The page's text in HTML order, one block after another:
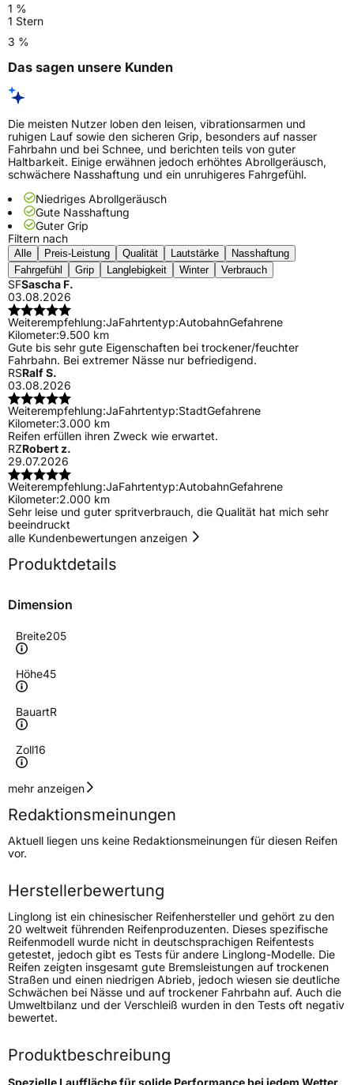
1 %
1 Stern
3 %
Das sagen unsere Kunden
Die meisten Nutzer loben den leisen, vibrationsarmen und
ruhigen Lauf sowie den sicheren Grip, besonders auf nasser
Fahrbahn und bei Schnee, und berichten teils von guter
Haltbarkeit. Einige erwähnen jedoch erhöhtes Abrollgeräusch,
schwächere Nasshaftung und ein unruhigeres Fahrgefühl.
Niedriges Abrollgeräusch
Gute Nasshaftung
Guter Grip
Filtern nach
Alle Preis-Leistung Qualität Lautstärke
Nasshaftung
Fahrgefühl
Grip Langlebigkeit Winter Verbrauch
SFSascha F.
03.08.2026
Weiterempfehlung:JaFahrtentyp:AutobahnGefahrene
Kilometer:9.500 km
Gute bis sehr gute Eigenschaften bei trockener/feuchter
Fahrbahn. Bei extremer Nässe nur befriedigend.
RSRalf S.
03.08.2026
Weiterempfehlung:JaFahrtentyp:StadtGefahrene
Kilometer:3.000 km
Reifen erfüllen ihren Zweck wie erwartet.
RZRobert z.
29.07.2026
Weiterempfehlung:JaFahrtentyp:AutobahnGefahrene
Kilometer:2.000 km
Sehr leise und guter spritverbrauch, die Qualität hat mich sehr
beeindruckt
alle Kundenbewertungen anzeigen
Produktdetails
Dimension
Breite205
Höhe45
BauartR
Zoll16
Geschwindigkeitsindex
Höchstgeschwindigkeit
240 km/h
Lastindex87
Höchstlast545 kg
Generelle Merkmale
FahrzeugtypPKW
VerwendungGanzjahresreifen
ModellnameGreenmax All Season
Fahrzeugart
mehr anzeigen
Redaktionsmeinungen
Aktuell liegen uns keine Redaktionsmeinungen für diesen Reifen
vor.
Herstellerbewertung
Linglong ist ein chinesischer Reifenhersteller und gehört zu den
20 weltweit führenden Reifenproduzenten. Dieses spezifische
Reifenmodell wurde nicht in deutschsprachigen Reifentests
getestet, jedoch gibt es Tests für andere Linglong-Modelle. Die
Reifen zeigten insgesamt gute Bremsleistungen auf trockenen
Straßen und einen niedrigen Abrieb, jedoch wiesen sie deutliche
Schwächen bei Nässe und auf trockener Fahrbahn auf. Auch die
Umweltbilanz und der Verschleiß wurden in den Tests oft negativ
bewertet.
Produktbeschreibung